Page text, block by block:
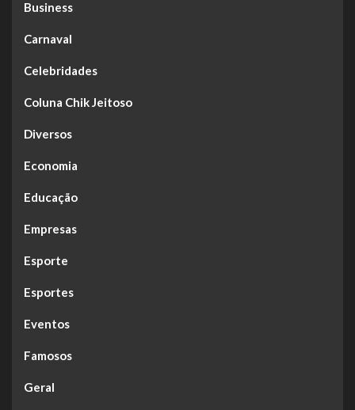
Business
Carnaval
Celebridades
Coluna Chik Jeitoso
Diversos
Economia
Educação
Empresas
Esporte
Esportes
Eventos
Famosos
Geral